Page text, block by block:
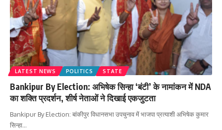
LATEST NEWS POLITICS STATE
Bankipur By Election: अभिषेक सिन्हा ‘बंटी’ के नामांकन में NDA
का शक्ति प्रदर्शन, शीर्ष नेताओं ने दिखाई एकजुटता
Bankipur By Election: बांकीपुर विधानसभा उपचुनाव में भाजपा प्रत्याशी अभिषेक कुमार
सिन्हा…